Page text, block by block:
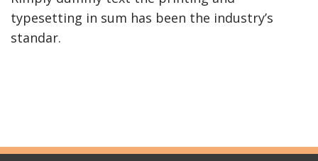
typesetting in sum has been the industry’s
standar.